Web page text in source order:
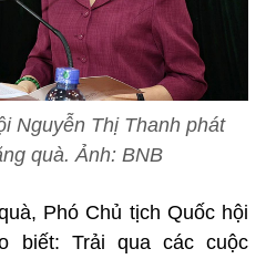
Nguyễn Thị Thanh phát
quà. Ảnh: BNB
Phó Chủ tịch Quốc hội
biết: Trải qua các cuộc